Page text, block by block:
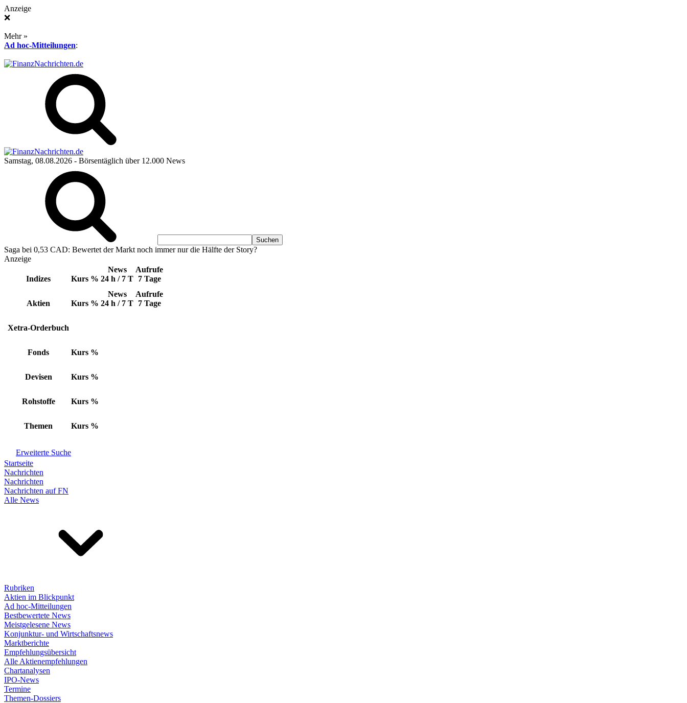
Anzeige
❌
Mehr »
Ad hoc-Mitteilungen:
Samstag, 08.08.2026 - Börsentäglich über 12.000 News
Saga bei 0,53 CAD: Bewertet der Markt noch immer nur die Hälfte der Story?
Anzeige
Indizes Kurs %
News
24 h / 7 T
Aufrufe
7 Tage
Aktien Kurs %
News
24 h / 7 T
Aufrufe
7 Tage
Xetra-Orderbuch
Fonds Kurs %
Devisen Kurs %
Rohstoffe Kurs %
Themen Kurs %
Erweiterte Suche
Startseite
Nachrichten
Nachrichten
Nachrichten auf FN
Alle News
Rubriken
Aktien im Blickpunkt
Ad hoc-Mitteilungen
Bestbewertete News
Meistgelesene News
Konjunktur- und Wirtschaftsnews
Marktberichte
Empfehlungsübersicht
Alle Aktienempfehlungen
Chartanalysen
IPO-News
Termine
Themen-Dossiers